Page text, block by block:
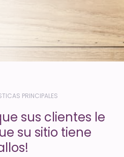
PRINCIPALES
sus clientes le
su sitio tiene